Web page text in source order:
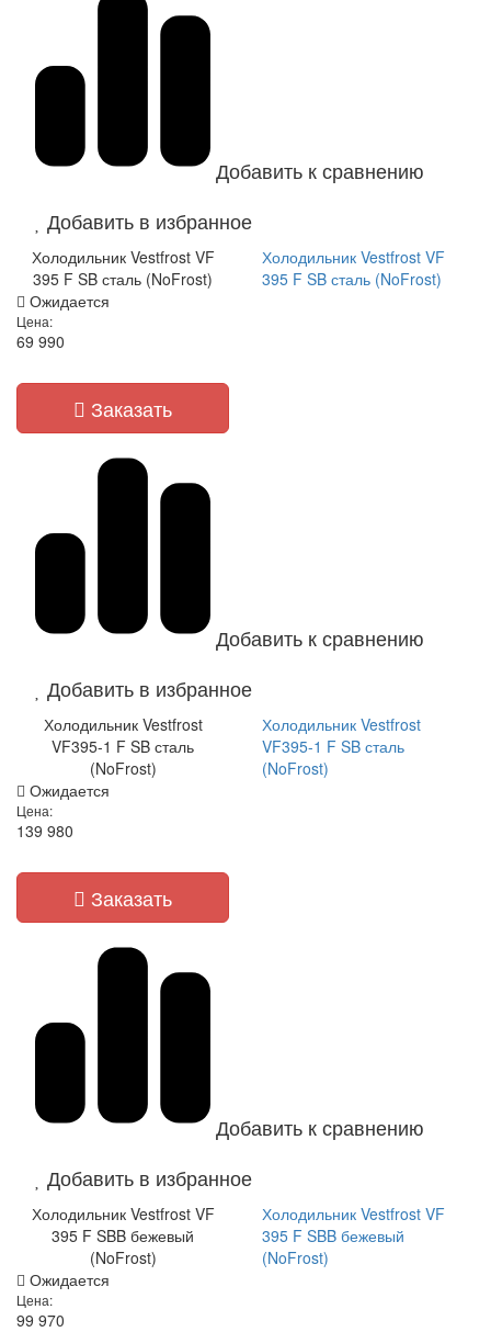
Добавить к сравнению
Добавить в избранное
Холодильник Vestfrost VF
395 F SB сталь (NoFrost)
Холодильник Vestfrost VF
395 F SB сталь (NoFrost)
Ожидается
Цена:
69 990
Заказать
Добавить к сравнению
Добавить в избранное
Холодильник Vestfrost
VF395-1 F SB сталь
(NoFrost)
Холодильник Vestfrost
VF395-1 F SB сталь
(NoFrost)
Ожидается
Цена:
139 980
Заказать
Добавить к сравнению
Добавить в избранное
Холодильник Vestfrost VF
395 F SBB бежевый
(NoFrost)
Холодильник Vestfrost VF
395 F SBB бежевый
(NoFrost)
Ожидается
Цена:
99 970